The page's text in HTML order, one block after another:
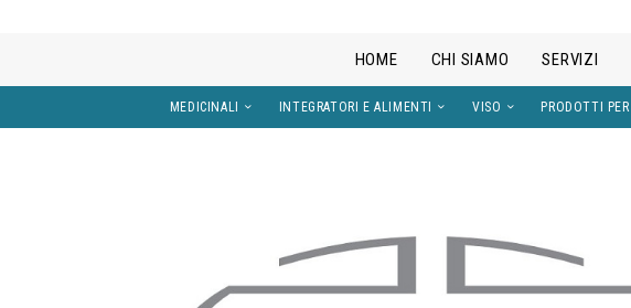
HOME CHI SIAMO SERVIZI